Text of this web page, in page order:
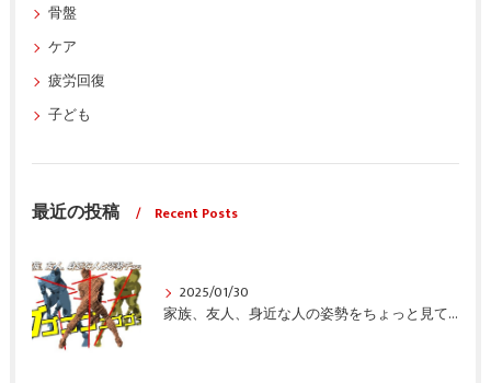
骨盤
ケア
疲労回復
子ども
最近の投稿 Recent Posts
2025/01/30
家族、友人、身近な人の姿勢をちょっと見てみませんか？